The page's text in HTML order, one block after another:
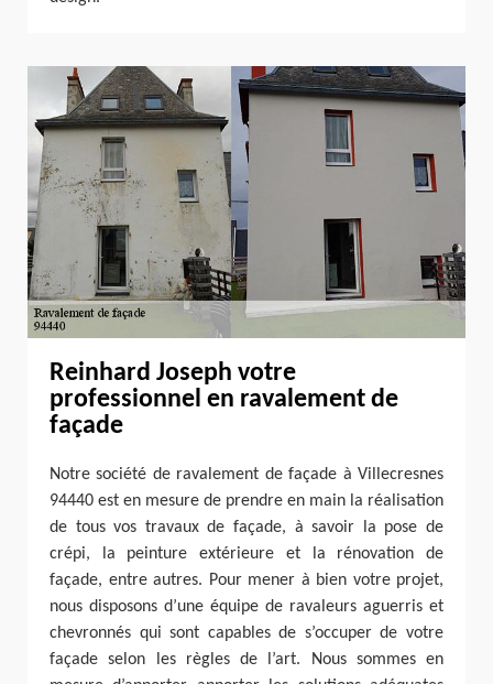
Reinhard Joseph votre
professionnel en ravalement de
façade
Notre société de ravalement de façade à Villecresnes
94440 est en mesure de prendre en main la réalisation
de tous vos travaux de façade, à savoir la pose de
crépi, la peinture extérieure et la rénovation de
façade, entre autres. Pour mener à bien votre projet,
nous disposons d’une équipe de ravaleurs aguerris et
chevronnés qui sont capables de s’occuper de votre
façade selon les règles de l’art. Nous sommes en